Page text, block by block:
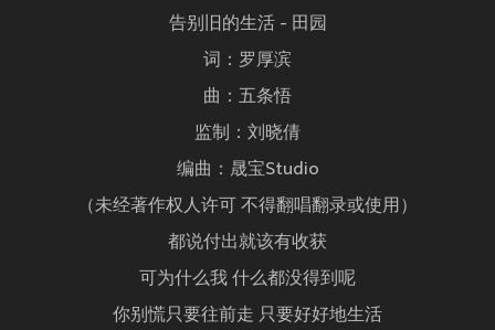
告别旧的生活 - 田园
词：罗厚滨
曲：五条悟
监制：刘晓倩
编曲：晟宝Studio
（未经著作权人许可 不得翻唱翻录或使用）
都说付出就该有收获
可为什么我 什么都没得到呢
你别慌只要往前走 只要好好地生活